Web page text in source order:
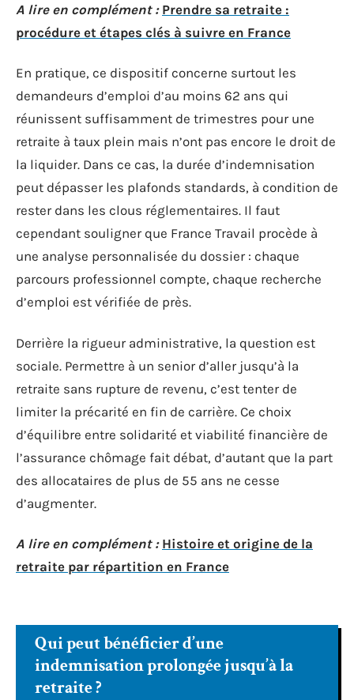
A lire en complément : Prendre sa retraite :
procédure et étapes clés à suivre en France
En pratique, ce dispositif concerne surtout les
demandeurs d’emploi d’au moins 62 ans qui
réunissent suffisamment de trimestres pour une
retraite à taux plein mais n’ont pas encore le droit de
la liquider. Dans ce cas, la durée d’indemnisation
peut dépasser les plafonds standards, à condition de
rester dans les clous réglementaires. Il faut
cependant souligner que France Travail procède à
une analyse personnalisée du dossier : chaque
parcours professionnel compte, chaque recherche
d’emploi est vérifiée de près.
Derrière la rigueur administrative, la question est
sociale. Permettre à un senior d’aller jusqu’à la
retraite sans rupture de revenu, c’est tenter de
limiter la précarité en fin de carrière. Ce choix
d’équilibre entre solidarité et viabilité financière de
l’assurance chômage fait débat, d’autant que la part
des allocataires de plus de 55 ans ne cesse
d’augmenter.
A lire en complément : Histoire et origine de la
retraite par répartition en France
Qui peut bénéficier d’une
indemnisation prolongée jusqu’à la
retraite ?